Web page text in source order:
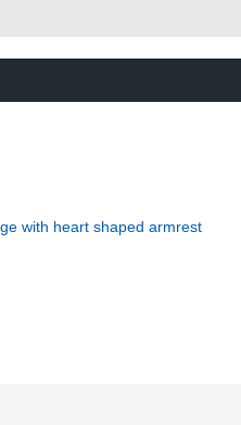
with heart shaped armrest